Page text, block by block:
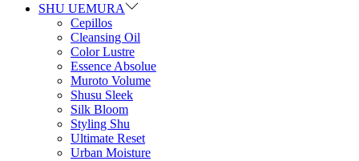
SHU UEMURA
Cepillos
Cleansing Oil
Color Lustre
Essence Absolue
Muroto Volume
Shusu Sleek
Silk Bloom
Styling Shu
Ultimate Reset
Urban Moisture